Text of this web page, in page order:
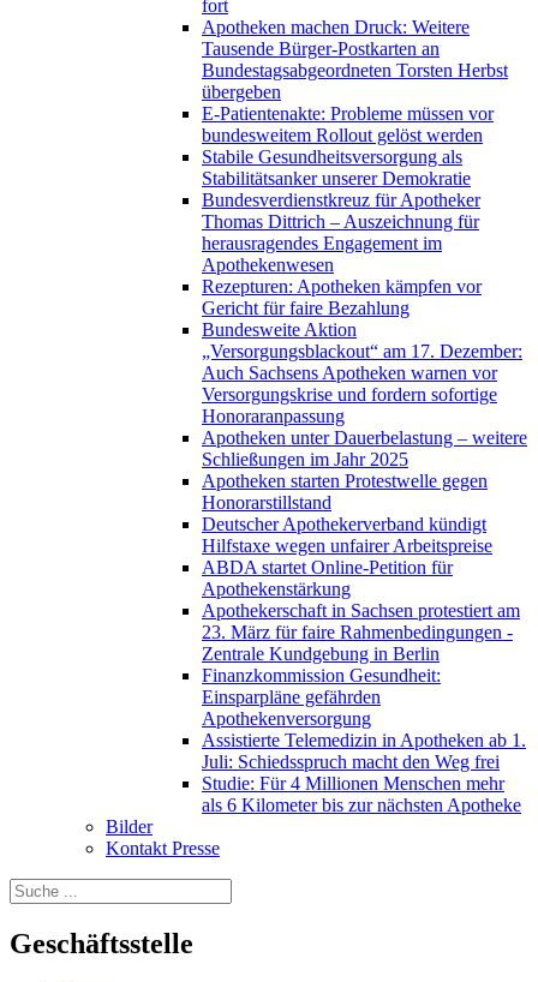
fort
Apotheken machen Druck: Weitere
Tausende Bürger-Postkarten an
Bundestagsabgeordneten Torsten Herbst
übergeben
E-Patientenakte: Probleme müssen vor
bundesweitem Rollout gelöst werden
Stabile Gesundheitsversorgung als
Stabilitätsanker unserer Demokratie
Bundesverdienstkreuz für Apotheker
Thomas Dittrich – Auszeichnung für
herausragendes Engagement im
Apothekenwesen
Rezepturen: Apotheken kämpfen vor
Gericht für faire Bezahlung
Bundesweite Aktion
„Versorgungsblackout“ am 17. Dezember:
Auch Sachsens Apotheken warnen vor
Versorgungskrise und fordern sofortige
Honoraranpassung
Apotheken unter Dauerbelastung – weitere
Schließungen im Jahr 2025
Apotheken starten Protestwelle gegen
Honorarstillstand
Deutscher Apothekerverband kündigt
Hilfstaxe wegen unfairer Arbeitspreise
ABDA startet Online-Petition für
Apothekenstärkung
Apothekerschaft in Sachsen protestiert am
23. März für faire Rahmenbedingungen -
Zentrale Kundgebung in Berlin
Finanzkommission Gesundheit:
Einsparpläne gefährden
Apothekenversorgung
Assistierte Telemedizin in Apotheken ab 1.
Juli: Schiedsspruch macht den Weg frei
Studie: Für 4 Millionen Menschen mehr
als 6 Kilometer bis zur nächsten Apotheke
Bilder
Kontakt Presse
Geschäftsstelle